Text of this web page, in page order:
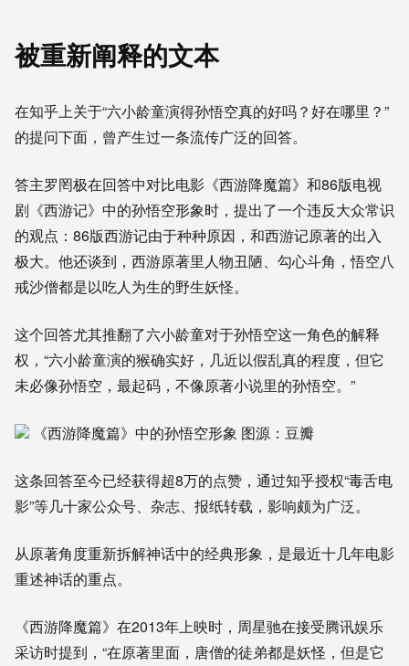
被重新阐释的文本
在知乎上关于“六小龄童演得孙悟空真的好吗？好在哪里？”
的提问下面，曾产生过一条流传广泛的回答。
答主罗罔极在回答中对比电影《西游降魔篇》和86版电视
剧《西游记》中的孙悟空形象时，提出了一个违反大众常识
的观点： 86版西游记由于种种原因，和西游记原著的出入
极大。 他还谈到，西游原著里人物丑陋、勾心斗角，悟空八
戒沙僧都是以吃人为生的野生妖怪。
这个回答尤其推翻了六小龄童对于孙悟空这一角色的解释
权，“六小龄童演的猴确实好，几近以假乱真的程度，但它
未必像孙悟空，最起码，不像原著小说里的孙悟空。 ”
《西游降魔篇》中的孙悟空形象 图源：豆瓣
这条回答至今已经获得超8万的点赞，通过知乎授权“毒舌电
影”等几十家公众号、杂志、报纸转载，影响颇为广泛。
从原著角度重新拆解神话中的经典形象，是最近十几年电影
重述神话的重点。
《西游降魔篇》在2013年上映时，周星驰在接受腾讯娱乐
采访时提到，“在原著里面，唐僧的徒弟都是妖怪，但是它